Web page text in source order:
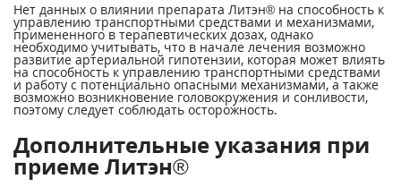
Нет данных о влиянии препарата Литэн® на способность к
управлению транспортными средствами и механизмами,
примененного в терапевтических дозах, однако
необходимо учитывать, что в начале лечения возможно
развитие артериальной гипотензии, которая может влиять
на способность к управлению транспортными средствами
и работу с потенциально опасными механизмами, а также
возможно возникновение головокружения и сонливости,
поэтому следует соблюдать осторожность.
Дополнительные указания при
приеме Литэн®